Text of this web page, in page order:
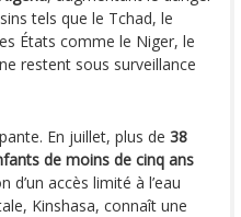
tels que le Tchad, le
États comme le Niger, le
restent sous surveillance
En juillet, plus de 38
de moins de cinq ans
d’un accès limité à l’eau
Kinshasa, connaît une